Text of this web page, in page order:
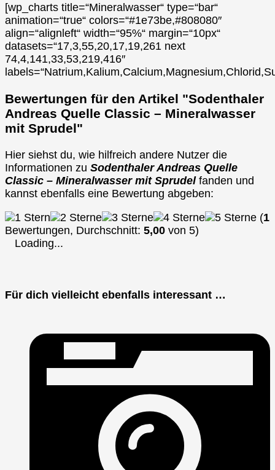
[wp_charts title=“Mineralwasser“ type=“bar“
animation=“true“ colors=“#1e73be,#808080″
align=“alignleft“ width=“95%“ margin=“10px“
datasets=“17,3,55,20,17,19,261 next
74,4,141,33,53,219,416″
Bewertungen für den Artikel "Sodenthaler
Andreas Quelle Classic – Mineralwasser
mit Sprudel"
Hier siehst du, wie hilfreich andere Nutzer die
Informationen zu Sodenthaler Andreas Quelle
Classic – Mineralwasser mit Sprudelfanden und
kannst ebenfalls eine Bewertung abgeben:
(1
Bewertungen, Durchschnitt: 5,00 von 5)
Loading...
Für dich vielleicht ebenfalls interessant …